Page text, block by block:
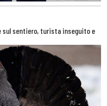
sul sentiero, turista inseguito e